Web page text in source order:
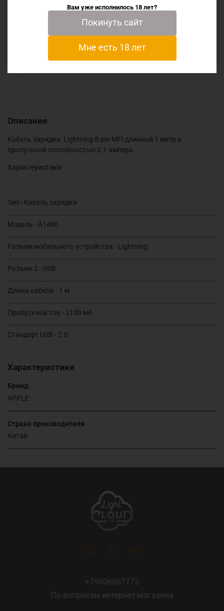
Описание
Кабель зарядки Lightning 8-pin MFI длинной 1 метр и
пропускной способностью 2.1 ампера.
Характеристики:
Тип - Кабель зарядки
Модель - A1480
Разъем мобильного устройства - Lightning
Разъем 2 - USB
Длина кабеля - 1 м
Пропускной ток - 2100 мА
Стандарт USB - 2.0
Характеристики
Бренд
APPLE
Страна производителя
Китай
+79806867772
По вопросам интернет-магазина
Вам уже исполнилось 18 лет?
Покинуть сайт
Мне есть 18 лет